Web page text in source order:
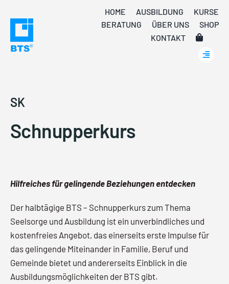
content
HOME AUSBILDUNG
KURSE
BERATUNG
ÜBER UNS
SHOP
KONTAKT
SK
Schnupperkurs
Hilfreiches für gelingende Beziehungen entdecken
Der halbtägige BTS – Schnupperkurs zum Thema
Seelsorge und Ausbildung ist ein unverbindliches und
kostenfreies Angebot, das einerseits erste Impulse für
das gelingende Miteinander in Familie, Beruf und
Gemeinde bietet und andererseits Einblick in die
Ausbildungsmöglichkeiten der BTS gibt.